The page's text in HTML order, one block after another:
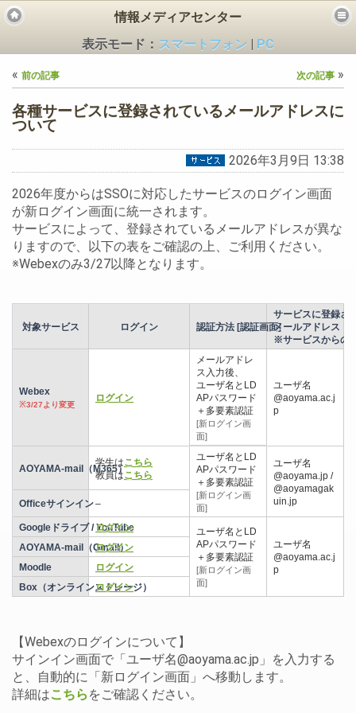
情報メディアセンター
表示モード： スマートフォン
PC
« 前の記事 次の記事 »
各種サービスに登録されているメールアドレスに
ついて
2026年3月9日 13:38
2026年度からはSSOに対応したサービスのログイン画面
が新ログイン画面に統一されます。
サービスによって、登録されているメールアドレスが異な
りますので、以下の表をご確認の上、ご利用ください。
※Webexのみ3/27以降となります。
対象サービス ログイン 認証方法 [認証画面]
サービスに登録さ
メールアドレス
※サービスからの
Webex
※3/27より変更
ログイン
メールアドレ
ス入力後、
ユーザ名とLD
APパスワード
＋多要素認証
[新ログイン画
面]
ユーザ名
@aoyama.ac.j
p
AOYAMA-mail（M365）
学生はこちら
教員はこちら
ユーザ名とLD
APパスワード
＋多要素認証
[新ログイン画
面]
ユーザ名
@aoyama.jp /
@aoyamagak
uin.jp
Officeサインイン–
Googleドライブ / YouTube
ログイン
ユーザ名とLD
APパスワード
＋多要素認証
[新ログイン画
面]
ユーザ名
@aoyama.ac.j
p
AOYAMA-mail（Gmail）
ログイン
Moodle
ログイン
Box（オンラインストレージ）
ログイン
【Webexのログインについて】
サインイン画面で「ユーザ名@aoyama.ac.jp」を入力する
と、自動的に「新ログイン画面」へ移動します。
詳細はこちら をご確認ください。